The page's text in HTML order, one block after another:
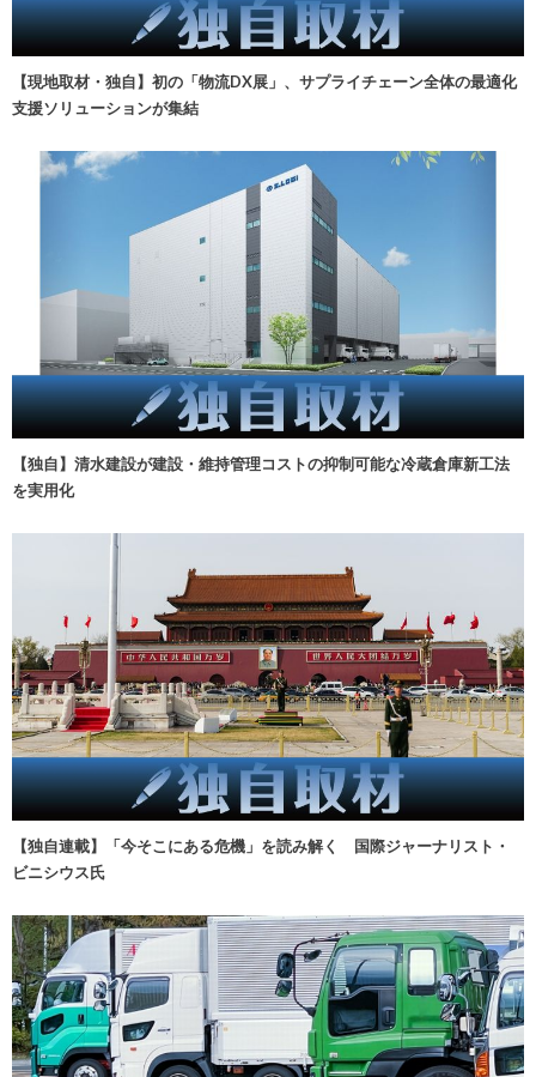
【現地取材・独自】初の「物流DX展」、サプライチェーン全体の最適化
支援ソリューションが集結
【独自】清水建設が建設・維持管理コストの抑制可能な冷蔵倉庫新工法
を実用化
【独自連載】「今そこにある危機」を読み解く 国際ジャーナリスト・
ビニシウス氏